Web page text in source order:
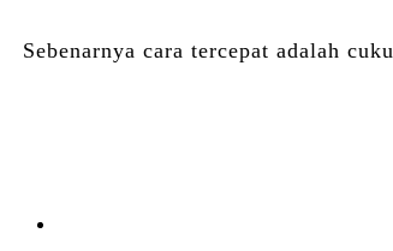
Sebenarnya cara tercepat adalah